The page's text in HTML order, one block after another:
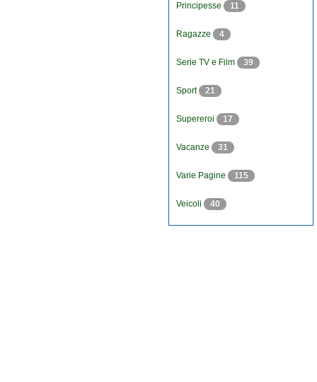
Principesse 11
Ragazze 4
Serie TV e Film 39
Sport 21
Supereroi 17
Vacanze 31
Varie Pagine 115
Veicoli 40